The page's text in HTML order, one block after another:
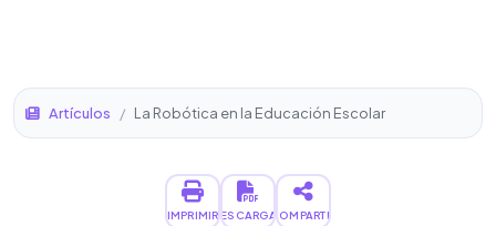
Artículos / La Robótica en la Educación Escolar
IMPRIMIRDESCARGARCOMPARTIR